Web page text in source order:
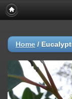
Home /